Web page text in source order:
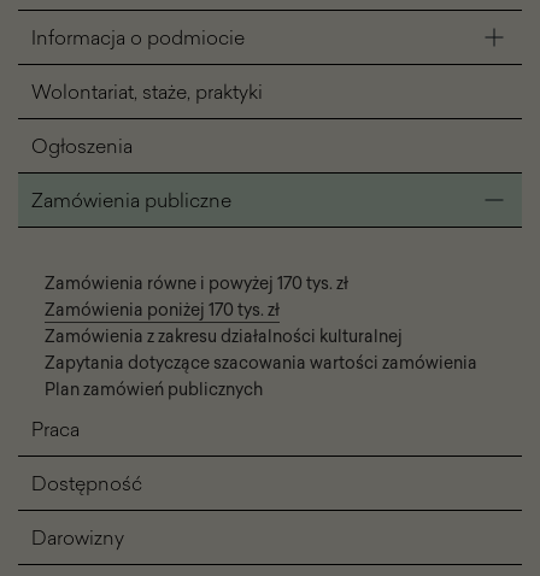
Informacja o podmiocie
Wolontariat, staże, praktyki
Ogłoszenia
Zamówienia publiczne
Zamówienia równe i powyżej 170 tys. zł
Zamówienia poniżej 170 tys. zł
Zamówienia z zakresu działalności kulturalnej
Zapytania dotyczące szacowania wartości zamówienia
Plan zamówień publicznych
Praca
Dostępność
Darowizny